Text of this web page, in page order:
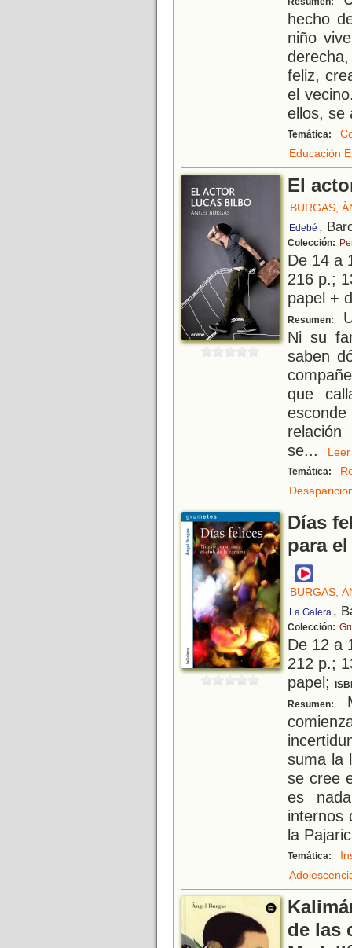
hecho
niño
feliz,
el
ellos, se
Temática:
Educación
El
BURGAS,
Edebé ,
Colección:
De 14 a
216 p.;
papel +
Resumen:
Ni su
saben
que
se...
Temática:
Días
para
BURGAS,
La Galera ,
Colección:
De 12 a
212 p.;
papel;
Resumen:
suma la
se cree
es
internos
la
Temática:
de las